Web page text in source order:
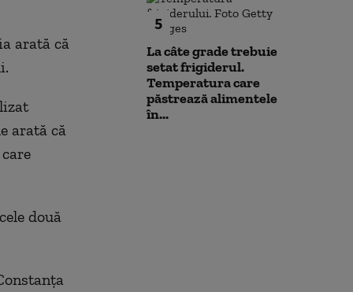
arată că
arată că
două
5
La câte grade trebuie
setat frigiderul.
Temperatura care
păstrează alimentele
în...